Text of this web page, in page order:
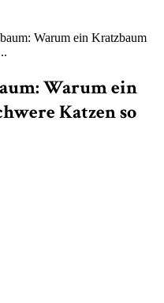
Warum ein Kratzbaum
Warum ein
Katzen so